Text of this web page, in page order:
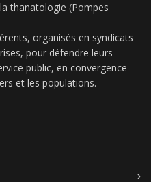
thanatologie (Pompes
organisés en syndicats
pour défendre leurs
public, en convergence
et les populations.